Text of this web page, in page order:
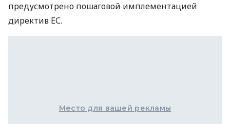
предусмотрено пошаговой имплементацией
директив ЕС.
Место для вашей рекламы